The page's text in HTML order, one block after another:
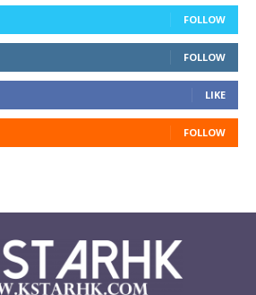
FOLLOW
FOLLOW
LIKE
FOLLOW